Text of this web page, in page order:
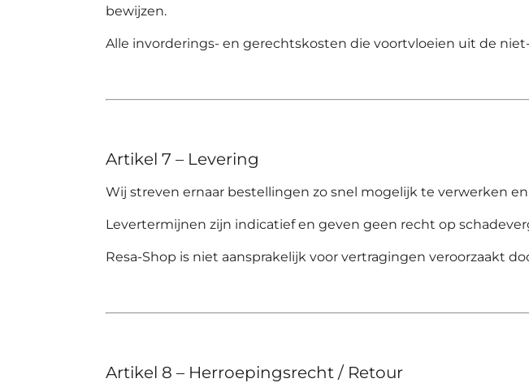
bewijzen.
Alle invorderings- en gerechtskosten die voortvloeien uit de
Artikel 7 – Levering
Wij streven ernaar bestellingen zo snel mogelijk te verwerken
Levertermijnen zijn indicatief en geven geen recht op
Resa-Shop is niet aansprakelijk voor vertragingen veroorzaakt
Artikel 8 – Herroepingsrecht / Retour